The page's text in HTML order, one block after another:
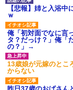
【悲報】姉と入浴
ｗ
俺「初対面でなに言
タ？だっけ？」俺「
の？」→
13歳娘が元嫁のとこ
からない
昨日37歳のおばさん